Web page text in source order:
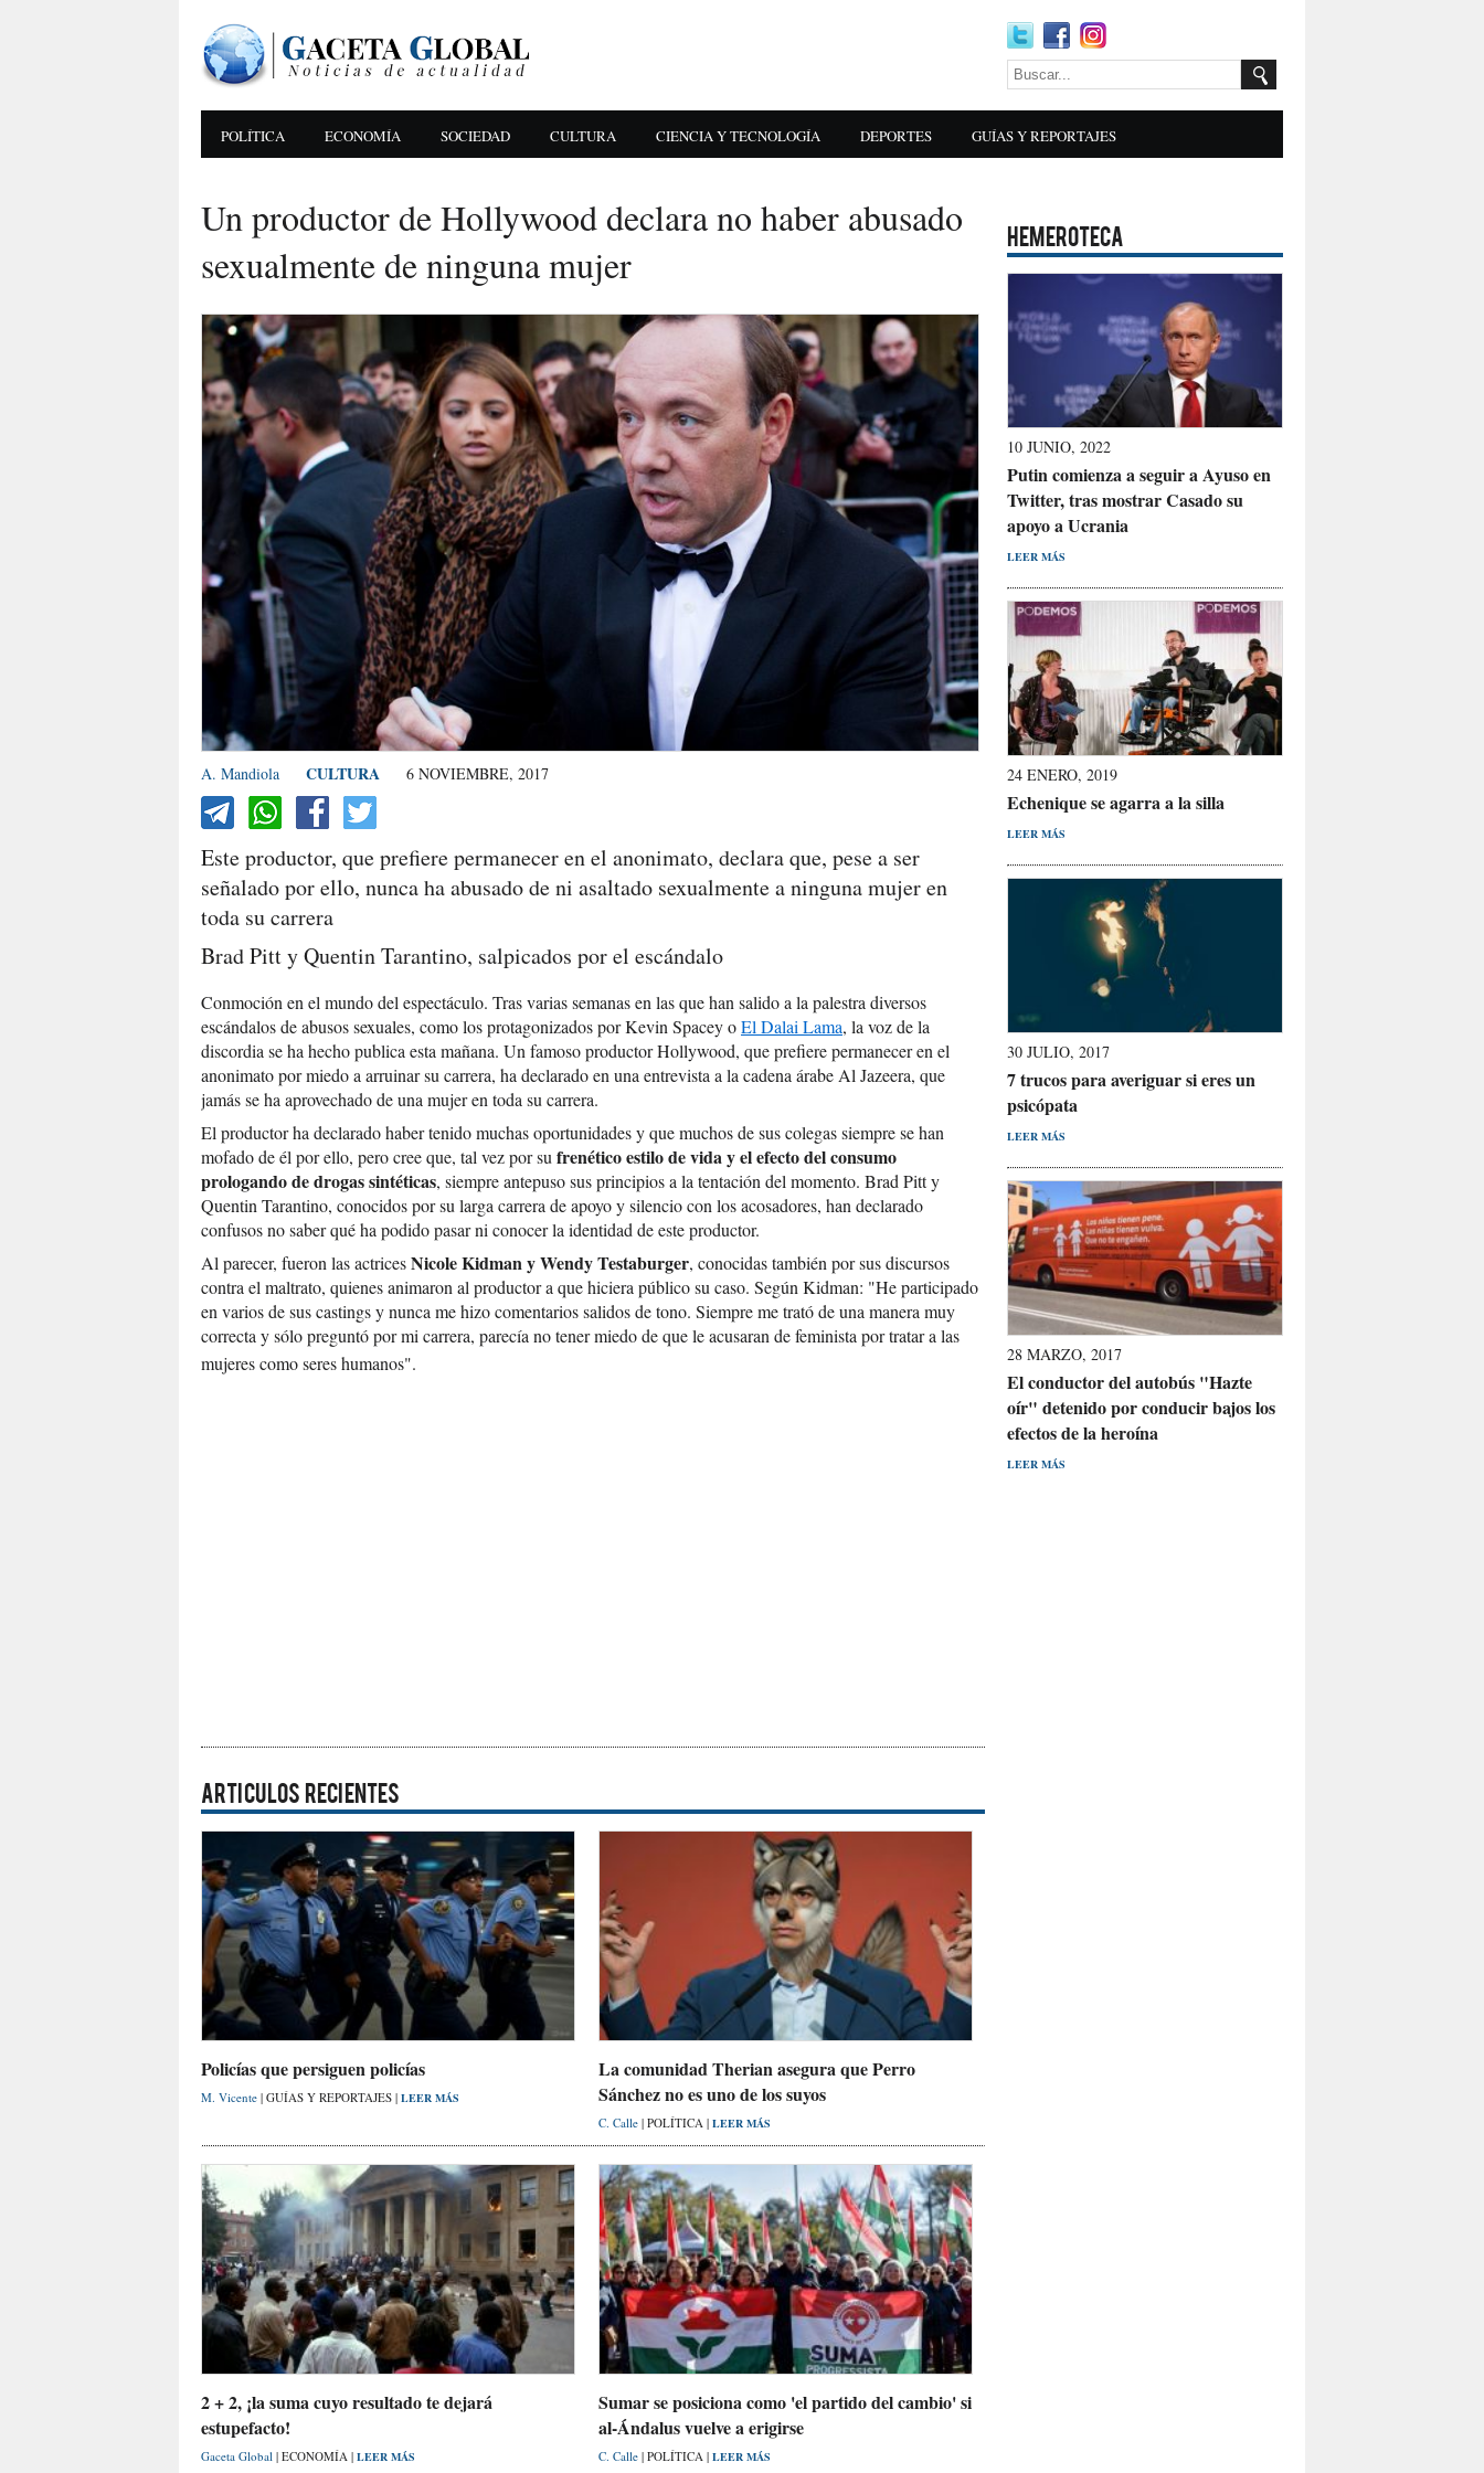
POLÍTICA ECONOMÍA SOCIEDAD CULTURA CIENCIA Y TECNOLOGÍA DEPORTES GUÍAS Y REPORTAJES
Un productor de Hollywood declara no haber abusado
sexualmente de ninguna mujer
A. Mandiola CULTURA 6 NOVIEMBRE, 2017
Este productor, que prefiere permanecer en el anonimato, declara que, pese a ser
señalado por ello, nunca ha abusado de ni asaltado sexualmente a ninguna mujer en
toda su carrera
Brad Pitt y Quentin Tarantino, salpicados por el escándalo
Conmoción en el mundo del espectáculo. Tras varias semanas en las que han salido a la palestra diversos
escándalos de abusos sexuales, como los protagonizados por Kevin Spacey oEl Dalai Lama, la voz de la
discordia se ha hecho publica esta mañana. Un famoso productor Hollywood, que prefiere permanecer en el
anonimato por miedo a arruinar su carrera, ha declarado en una entrevista a la cadena árabe Al Jazeera, que
jamás se ha aprovechado de una mujer en toda su carrera.
El productor ha declarado haber tenido muchas oportunidades y que muchos de sus colegas siempre se han
mofado de él por ello, pero cree que, tal vez por sufrenético estilo de vida y el efecto del consumo
prologando de drogas sintéticas, siempre antepuso sus principios a la tentación del momento. Brad Pitt y
Quentin Tarantino, conocidos por su larga carrera de apoyo y silencio con los acosadores, han declarado
confusos no saber qué ha podido pasar ni conocer la identidad de este productor.
Al parecer, fueron las actricesNicole Kidman y Wendy Testaburger, conocidas también por sus discursos
contra el maltrato, quienes animaron al productor a que hiciera público su caso. Según Kidman: "He participado
en varios de sus castings y nunca me hizo comentarios salidos de tono. Siempre me trató de una manera muy
correcta y sólo preguntó por mi carrera, parecía no tener miedo de que le acusaran de feminista por tratar a las
mujeres como seres humanos".
ARTICULOS RECIENTES
Policías que persiguen policías
M. Vicente | GUÍAS Y REPORTAJES | LEER MÁS
La comunidad Therian asegura que Perro
Sánchez no es uno de los suyos
C. Calle | POLÍTICA | LEER MÁS
2 + 2, ¡la suma cuyo resultado te dejará
estupefacto!
Gaceta Global | ECONOMÍA | LEER MÁS
Sumar se posiciona como 'el partido del cambio' si
al-Ándalus vuelve a erigirse
C. Calle | POLÍTICA | LEER MÁS
HEMEROTECA
10 JUNIO, 2022
Putin comienza a seguir a Ayuso en
Twitter, tras mostrar Casado su
apoyo a Ucrania
LEER MÁS
24 ENERO, 2019
Echenique se agarra a la silla
LEER MÁS
30 JULIO, 2017
7 trucos para averiguar si eres un
psicópata
LEER MÁS
28 MARZO, 2017
El conductor del autobús "Hazte
oír" detenido por conducir bajos los
efectos de la heroína
LEER MÁS